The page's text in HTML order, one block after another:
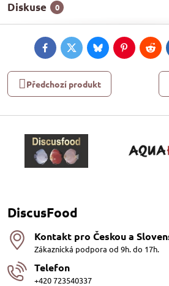
Diskuse 0
FacebookTwitterBlueskyPinterest
Předchozí produkt
DiscusFood
Kontakt pro Českou a
Zákaznická podpora od 9h. do 17h.
Telefon
+420 723540337